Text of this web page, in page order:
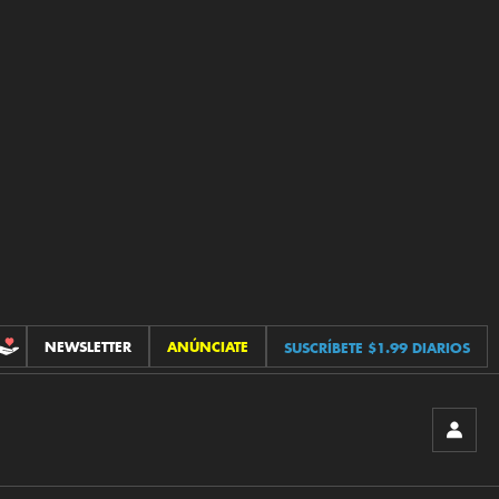
CONTRIBUCIONES
NEWSLETTER ANÚNCIATE SUSCRÍBETE $1.99 DIARIOS